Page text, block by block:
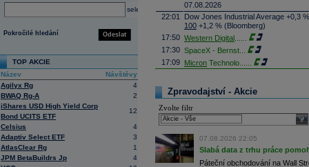
select
Odeslat
Pokročilé hledání
TOP AKCIE
Název
Návštěvy
Agilyx Rg
4
BWAQ Rg-A
2
iShares USD High Yield Corp
Bond UCITS ETF
12
Celsius
4
Adaptiv Select ETF
3
AtlasClear Rg
1
JPM BetaBuildrs Jp
4
07.08.2026
22:01
Dow Jones Industrial Average +0,3
100 +1,2 % (Bloomberg)
17:50 Western Digital
17:30 SpaceX - Bernst
17:09 Micron Technolo
16:26
Objem obchodů s akciemi na
obchodů za poslední rok je 0,665
16:23 Zvýšení výroby balistických střel
nějakou dobu potrvá. Agentuře
Armin Papperger. Společná výroba
doplnit arzenál Spojeným státům,
(ČTK)
16:07 Conocophillips
Zpravodajství - Akcie
Zvolte filtr
07.08.2026 22:05
Slabá data z trhu práce
Páteční obchodování na Wall